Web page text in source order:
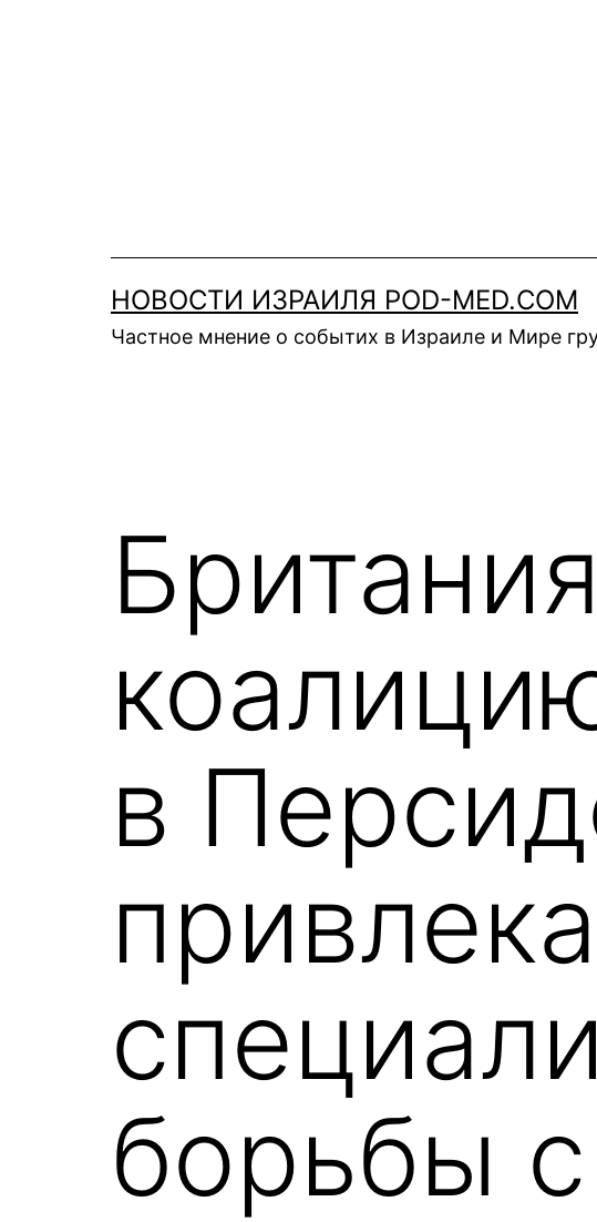
НОВОСТИ ИЗРАИЛЯ POD-MED.COM
Частное мнение о событих в Израиле и Мире
в
борьбы